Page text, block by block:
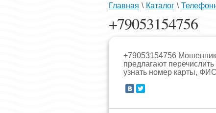
Главная \ Каталог \
+79053154756
+79053154756
предлагают
узнать номер карты,